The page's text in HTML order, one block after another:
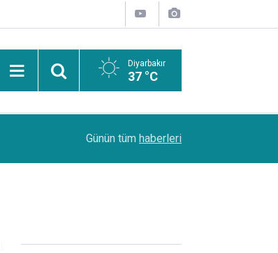
Diyarbakır
37 °C
başarı sırasına göre tercih yapılmalı
Günün tüm haberleri